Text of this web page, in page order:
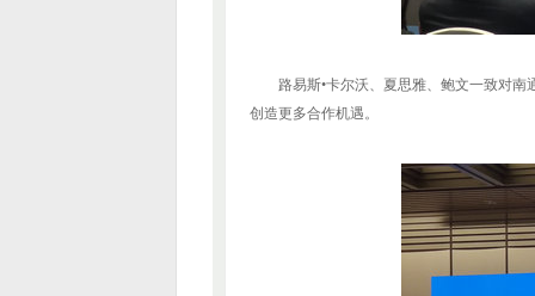
路易斯•卡尔沃、夏思雅、鲍文一致对
创造更多合作机遇。